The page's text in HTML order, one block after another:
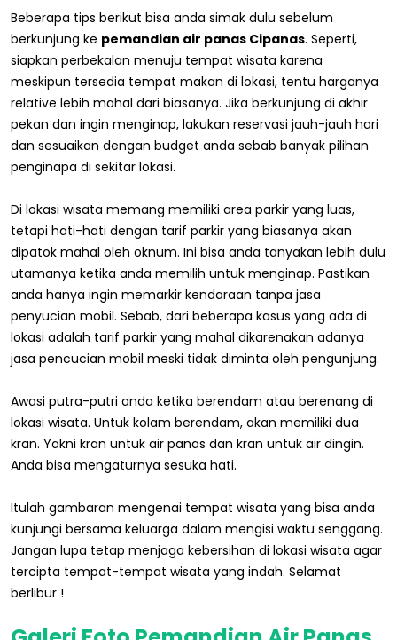
Beberapa tips berikut bisa anda simak dulu sebelum
berkunjung ke pemandian air panas Cipanas. Seperti,
siapkan perbekalan menuju tempat wisata karena
meskipun tersedia tempat makan di lokasi, tentu harganya
relative lebih mahal dari biasanya. Jika berkunjung di akhir
pekan dan ingin menginap, lakukan reservasi jauh-jauh hari
dan sesuaikan dengan budget anda sebab banyak pilihan
penginapa di sekitar lokasi.
Di lokasi wisata memang memiliki area parkir yang luas,
tetapi hati-hati dengan tarif parkir yang biasanya akan
dipatok mahal oleh oknum. Ini bisa anda tanyakan lebih dulu
utamanya ketika anda memilih untuk menginap. Pastikan
anda hanya ingin memarkir kendaraan tanpa jasa
penyucian mobil. Sebab, dari beberapa kasus yang ada di
lokasi adalah tarif parkir yang mahal dikarenakan adanya
jasa pencucian mobil meski tidak diminta oleh pengunjung.
Awasi putra-putri anda ketika berendam atau berenang di
lokasi wisata. Untuk kolam berendam, akan memiliki dua
kran. Yakni kran untuk air panas dan kran untuk air dingin.
Anda bisa mengaturnya sesuka hati.
Itulah gambaran mengenai tempat wisata yang bisa anda
kunjungi bersama keluarga dalam mengisi waktu senggang.
Jangan lupa tetap menjaga kebersihan di lokasi wisata agar
tercipta tempat-tempat wisata yang indah. Selamat
berlibur !